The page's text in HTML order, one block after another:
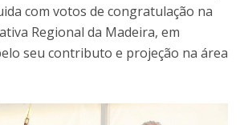
com votos de congratulação na
Regional da Madeira, em
seu contributo e projeção na área